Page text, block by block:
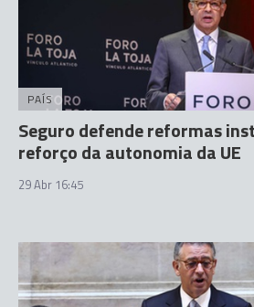
PAÍS
Seguro defende reformas
reforço da autonomia da UE
29 Abr 16:45